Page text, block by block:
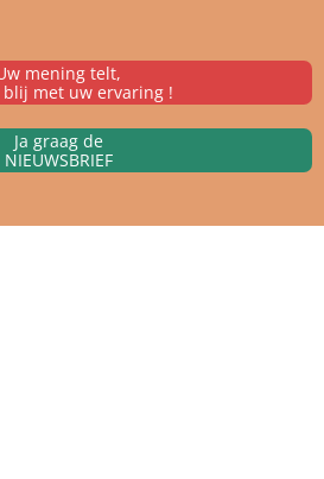
mening telt,
met uw ervaring !
Ja graag de
NIEUWSBRIEF